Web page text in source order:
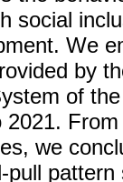
social
We
by
of
2021.
we
pull